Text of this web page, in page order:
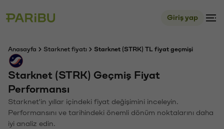
Giriş yap
Anasayfa Starknet fiyatı Starknet (STRK) TL fiyat geçmişi
Starknet (STRK) Geçmiş Fiyat
Performansı
Starknet'in yıllar içindeki fiyat değişimini inceleyin.
Performansını ve tarihindeki önemli dönüm noktalarını daha
iyi analiz edin.